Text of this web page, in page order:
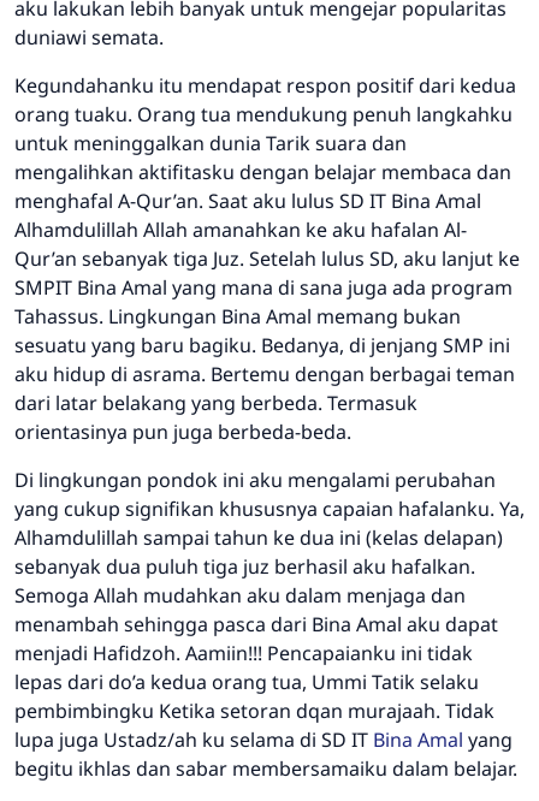
aku lakukan lebih banyak untuk mengejar popularitas
duniawi semata.
Kegundahanku itu mendapat respon positif dari kedua
orang tuaku. Orang tua mendukung penuh langkahku
untuk meninggalkan dunia Tarik suara dan
mengalihkan aktifitasku dengan belajar membaca dan
menghafal A-Qur’an. Saat aku lulus SD IT Bina Amal
Alhamdulillah Allah amanahkan ke aku hafalan Al-
Qur’an sebanyak tiga Juz. Setelah lulus SD, aku lanjut ke
SMPIT Bina Amal yang mana di sana juga ada program
Tahassus. Lingkungan Bina Amal memang bukan
sesuatu yang baru bagiku. Bedanya, di jenjang SMP ini
aku hidup di asrama. Bertemu dengan berbagai teman
dari latar belakang yang berbeda. Termasuk
orientasinya pun juga berbeda-beda.
Di lingkungan pondok ini aku mengalami perubahan
yang cukup signifikan khususnya capaian hafalanku. Ya,
Alhamdulillah sampai tahun ke dua ini (kelas delapan)
sebanyak dua puluh tiga juz berhasil aku hafalkan.
Semoga Allah mudahkan aku dalam menjaga dan
menambah sehingga pasca dari Bina Amal aku dapat
menjadi Hafidzoh. Aamiin!!! Pencapaianku ini tidak
lepas dari do’a kedua orang tua, Ummi Tatik selaku
pembimbingku Ketika setoran dqan murajaah. Tidak
lupa juga Ustadz/ah ku selama di SD IT Bina Amal yang
begitu ikhlas dan sabar membersamaiku dalam belajar.